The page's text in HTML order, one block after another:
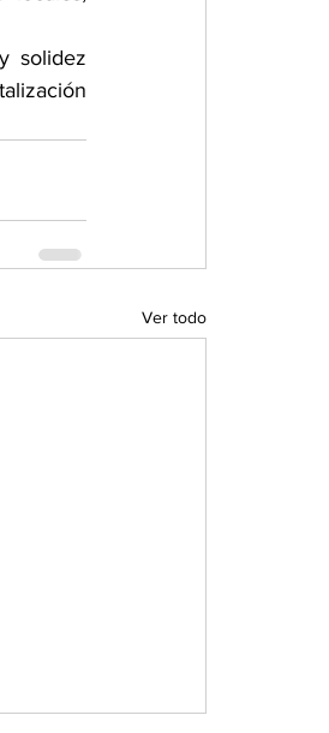
solidez
Ver todo